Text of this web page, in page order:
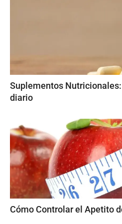
Suplementos
diario
Cómo Controlar el Apetito